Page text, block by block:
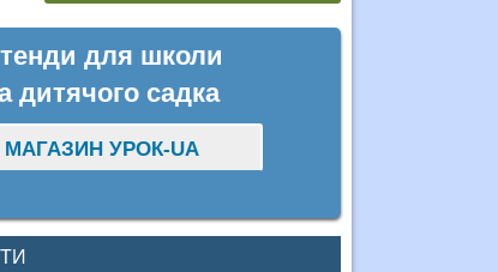
для школи
дитячого садка
МАГАЗИН УРОК-UA